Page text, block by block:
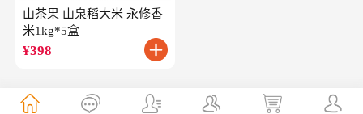
山茶果 山泉稻大米 永修香
米1kg*5盒
¥398